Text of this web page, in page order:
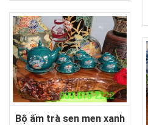
Bộ ấm trà sen men xanh